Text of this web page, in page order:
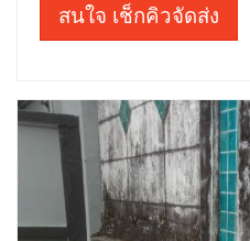
สนใจ เช็กคิวจัดส่ง